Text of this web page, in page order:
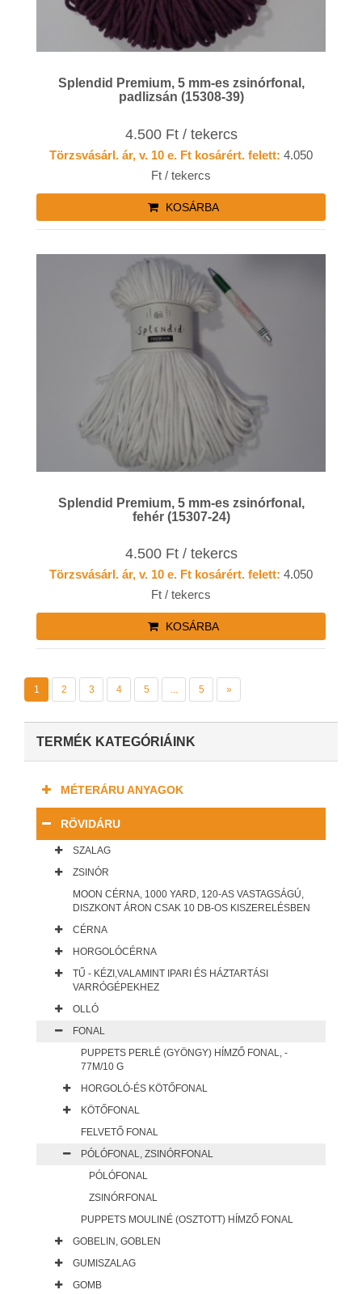
Splendid Premium, 5 mm-es zsinórfonal,
padlizsán (15308-39)
4.500 Ft / tekercs
Törzsvásárl. ár, v. 10 e. Ft kosárért. felett: 4.050
Ft / tekercs
KOSÁRBA
Splendid Premium, 5 mm-es zsinórfonal,
fehér (15307-24)
4.500 Ft / tekercs
Törzsvásárl. ár, v. 10 e. Ft kosárért. felett: 4.050
Ft / tekercs
KOSÁRBA
1 2 3 4 5 ... 5 »
TERMÉK KATEGÓRIÁINK
MÉTERÁRU ANYAGOK
RÖVIDÁRU
SZALAG
ZSINÓR
MOON CÉRNA, 1000 YARD, 120-AS VASTAGSÁGÚ,
DISZKONT ÁRON CSAK 10 DB-OS KISZERELÉSBEN
CÉRNA
HORGOLÓCÉRNA
TŰ - KÉZI,VALAMINT IPARI ÉS HÁZTARTÁSI
VARRÓGÉPEKHEZ
OLLÓ
FONAL
PUPPETS PERLÉ (GYÖNGY) HÍMZŐ FONAL, -
77M/10 G
HORGOLÓ-ÉS KÖTŐFONAL
KÖTŐFONAL
FELVETŐ FONAL
PÓLÓFONAL, ZSINÓRFONAL
PÓLÓFONAL
ZSINÓRFONAL
PUPPETS MOULINÉ (OSZTOTT) HÍMZŐ FONAL
GOBELIN, GOBLEN
GUMISZALAG
GOMB